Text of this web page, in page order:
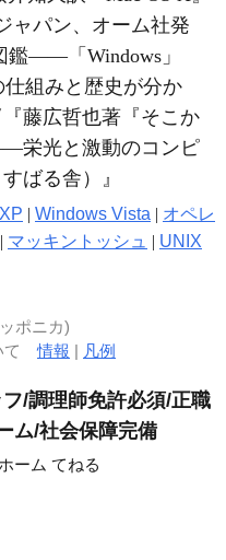
ャパン、オーム社発
鑑――「Windows」
仕組みと歴史が分か
『藤広哲也著『そこか
栄光と激動のコンピ
ばる舎）』
| Windows Vista | オペレ
| マッキントッシュ | UNIX
ポニカ)
て情報 | 凡例
/調理師免許必須/正職
ム/社会保障完備
ーム てねる